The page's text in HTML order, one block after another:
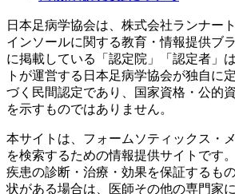
日本足病学協会は、株式会社ランナー
インソールに関する教育・情報提供ブ
に掲載している「認定院」「認定者」
トが運営する日本足病学協会が独自に
づく民間認定であり、国家資格・公的
を示すものではありません。
本サイトは、フォームソティックス・
を検索するための情報提供サイトです
疾患の診断・治療・効果を保証するも
状がある場合は、医師その他の専門家